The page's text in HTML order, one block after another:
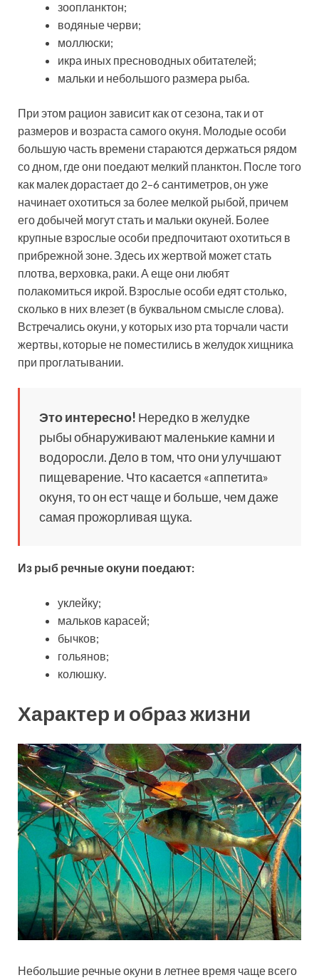
зоопланктон;
водяные черви;
моллюски;
икра иных пресноводных обитателей;
мальки и небольшого размера рыба.
При этом рацион зависит как от сезона, так и от
размеров и возраста самого окуня. Молодые особи
большую часть времени стараются держаться рядом
со дном, где они поедают мелкий планктон. После того
как малек дорастает до 2–6 сантиметров, он уже
начинает охотиться за более мелкой рыбой, причем
его добычей могут стать и мальки окуней. Более
крупные взрослые особи предпочитают охотиться в
прибрежной зоне. Здесь их жертвой может стать
плотва, верховка, раки. А еще они любят
полакомиться икрой. Взрослые особи едят столько,
сколько в них влезет (в буквальном смысле слова).
Встречались окуни, у которых изо рта торчали части
жертвы, которые не поместились в желудок хищника
при проглатывании.
Это интересно! Нередко в желудке
рыбы обнаруживают маленькие камни и
водоросли. Дело в том, что они улучшают
пищеварение. Что касается «аппетита»
окуня, то он ест чаще и больше, чем даже
самая прожорливая щука.
Из рыб речные окуни поедают:
уклейку;
мальков карасей;
бычков;
гольянов;
колюшку.
Характер и образ жизни
Небольшие речные окуни в летнее время чаще всего